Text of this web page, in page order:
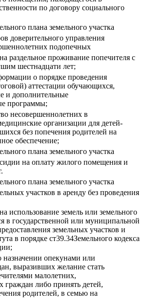
по договору социального
плана земельного участка
доверительного управления
подопечных
раздельное проживание попечителя с
шестнадцати лет;
о порядке проведения
аттестации обучающихся,
и дополнительные
программы;
несовершеннолетних в
организации для детей-
без попечения родителей на
обеспечение;
плана земельного участка
на оплату жилого помещения и
плана земельного участка
участков в аренду без проведения
использование земель или земельного
в государственной или муниципальной
земельных участков и
в порядке ст39.34Земельного кодекса
опекунами или
выразивших желание стать
малолетних,
граждан либо принять детей,
родителей, в семью на